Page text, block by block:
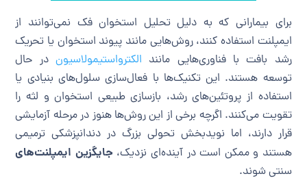
برای بیمارانی که به دلیل تحلیل استخوان فک نمی‌توانند از
ایمپلنت استفاده کنند، روش‌هایی مانند پیوند استخوان یا تحریک
رشد بافت با فناوری‌هایی مانند الکترواستیمولاسیوندر حال
توسعه هستند. این تکنیک‌ها با فعال‌سازی سلول‌های بنیادی یا
استفاده از پروتئین‌های رشد، بازسازی طبیعی استخوان و لثه را
تقویت می‌کنند. اگرچه برخی از این روش‌ها هنوز در مرحله آزمایشی
قرار دارند، اما نویدبخش تحولی بزرگ در دندانپزشکی ترمیمی
هستند و ممکن است در آینده‌ای نزدیک، جایگزین ایمپلنت‌های
سنتی شوند.